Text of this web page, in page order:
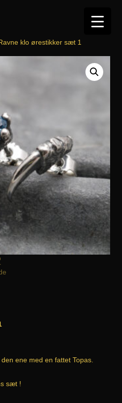
klo ørestikker sæt 1
ene med en fattet Topas.
sæt !